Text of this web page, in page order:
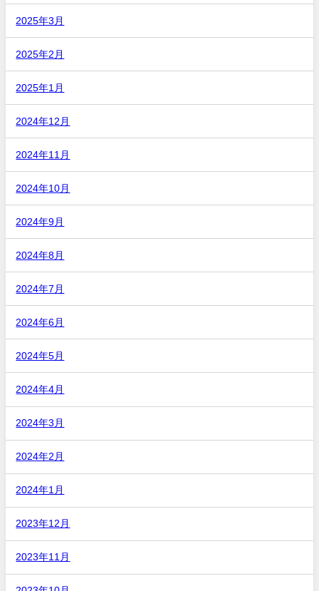
2025年3月
2025年2月
2025年1月
2024年12月
2024年11月
2024年10月
2024年9月
2024年8月
2024年7月
2024年6月
2024年5月
2024年4月
2024年3月
2024年2月
2024年1月
2023年12月
2023年11月